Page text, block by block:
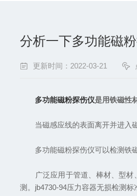
分析一下多功能磁
更新时间：2022-03-21
多功能磁粉探伤仪是用铁磁性
当磁感应线的表面离开并进入磁
多功能磁粉探伤仪可以检测铁磁
广泛应用于管道、棒材、型材、
测。jb4730-94压力容器无损检测标